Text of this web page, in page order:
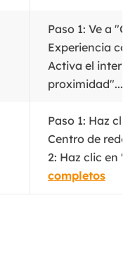
Paso 1: Ve a
Experiencia
Activa el
proximidad"...
Paso 1: Haz
Centro de
2: Haz clic en
completos